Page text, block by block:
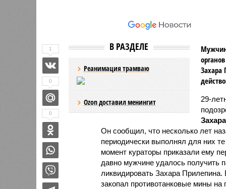
В РАЗДЕЛЕ
Реанимация трамваю
Ozon доставил менингит
Захара
29-
Он сообщил, что несколько лет
периодически выполнял для них
момент кураторы приказали ему
давно мужчине удалось получить
ликвидировать Захара
закопал противотанковые мины
1
0
0